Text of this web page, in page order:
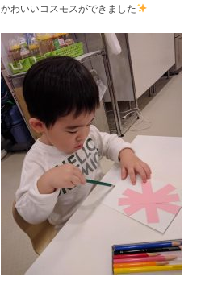
かわいいコスモスができました